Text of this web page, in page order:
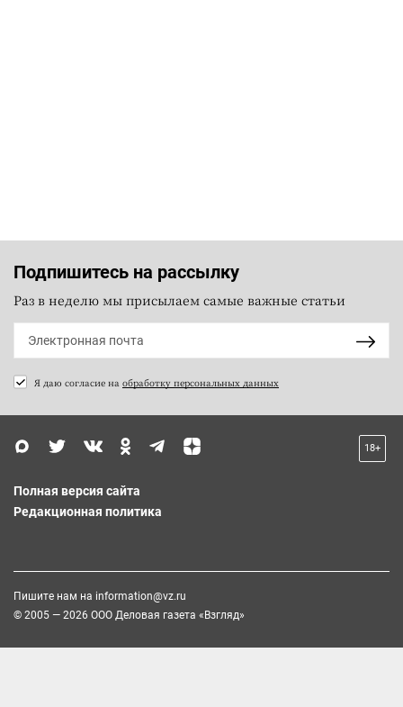
Подпишитесь на рассылку
Раз в неделю мы присылаем самые важные статьи
Я даю согласие на обработку персональных данных
18+
Полная версия сайта
Редакционная политика
Пишите нам на information@vz.ru
© 2005 — 2026 ООО Деловая газета «Взгляд»